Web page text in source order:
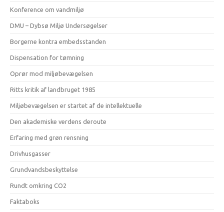
Konference om vandmiljø
DMU – Dybsø Miljø Undersøgelser
Borgerne kontra embedsstanden
Dispensation for tømning
Oprør mod miljøbevægelsen
Ritts kritik af landbruget 1985
Miljøbevægelsen er startet af de intellektuelle
Den akademiske verdens deroute
Erfaring med grøn rensning
Drivhusgasser
Grundvandsbeskyttelse
Rundt omkring CO2
Faktaboks